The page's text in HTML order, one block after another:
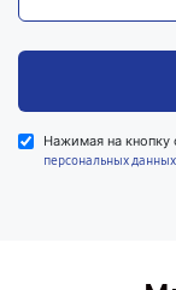
Нажимая на кнопку
персональных данных